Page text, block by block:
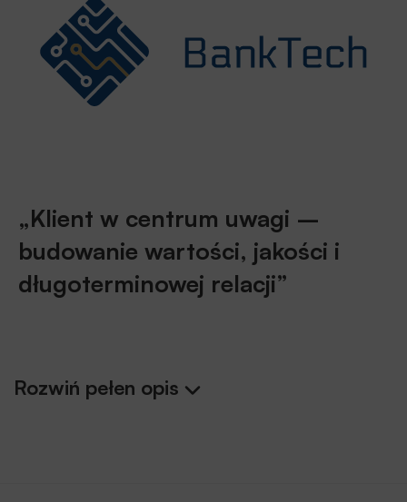
„Klient w centrum uwagi –
budowanie wartości, jakości i
długoterminowej relacji”
przewodni konferencji
Rozwiń pełen opis